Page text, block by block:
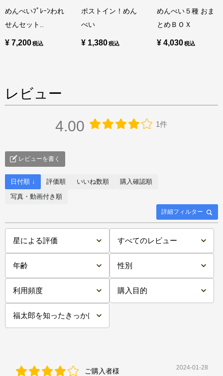
めんべいﾌﾟﾚｰﾝわれ
せんセット..
¥ 7,200
ポストイン！めん
べい
¥ 1,380
めんべい５種 おま
とめＢＯＸ
¥ 4,030
レビュー
4.00 1件
レビューを書く
詳細フィルター
日付順 ↓ 評価順 いいね数順
購入確認順
写真・動画付き順
ご購入者様 2024-01-28